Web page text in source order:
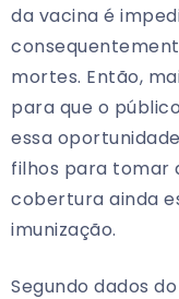
da vacina é
mortes. Então,
para que o
essa
filhos para tomar
cobertura ainda
imunização.
Segundo dados do